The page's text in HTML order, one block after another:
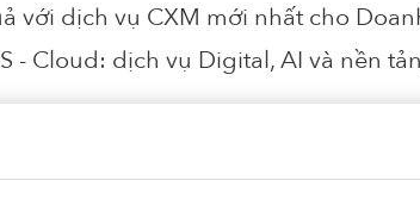
với dịch vụ CXM mới nhất cho
- Cloud: dịch vụ Digital, AI và nền
hàng NHANH